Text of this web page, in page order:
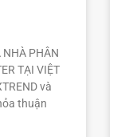
NHÀ PHÂN
TẠI VIỆT
và
thuận